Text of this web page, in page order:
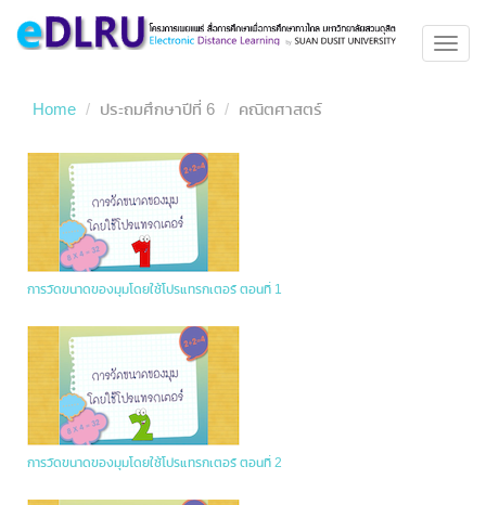
Home ประถมศึกษาปีที่ 6 คณิตศาสตร์
การวัดขนาดของมุมโดยใช้โปรแทรกเตอร์ ตอนที่ 1
การวัดขนาดของมุมโดยใช้โปรแทรกเตอร์ ตอนที่ 2